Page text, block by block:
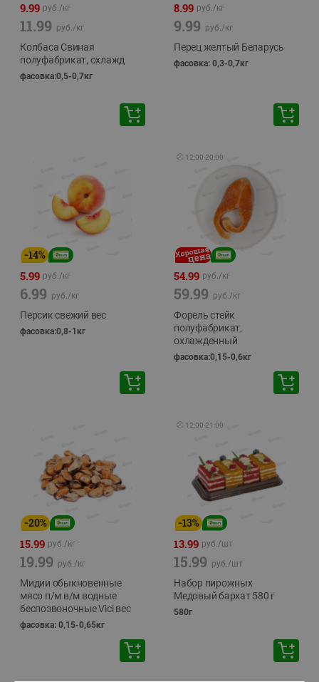
9.99 руб./кг
11.99 руб./кг
Колбаса Свиная
полуфабрикат, охлажд
фасовка:0,5-0,7кг
8.99 руб./кг
9.99 руб./кг
Перец желтый Беларусь
фасовка: 0,3-0,7кг
-14%
5.99 руб./кг
6.99 руб./кг
Персик свежий вес
фасовка:0,8-1кг
🕘 12:00-20:00
54.99 руб./кг
59.99 руб./кг
Форель стейк
полуфабрикат,
охлажденный
фасовка:0,15-0,6кг
-20%
15.99 руб./кг
19.99 руб./кг
Мидии обыкновенные
мясо п/м в/м водные
беспозвоночные Vici вес
фасовка: 0,15-0,65кг
🕘 12:00-21:00
-13%
13.99 руб./шт
15.99 руб./шт
Набор пирожных
Медовый бархат 580 г
580г